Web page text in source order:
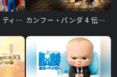
ルビー・ギルマン、ティーンエイジ・クラーケン カンフー・パンダ 4 伝説のマスター降臨